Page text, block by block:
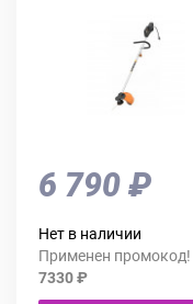
6 790 ₽
Нет в наличии
Применен промокод!
7330 ₽